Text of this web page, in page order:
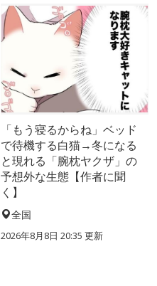
「もう寝るからね」ベッド
で待機する白猫→冬になる
と現れる「腕枕ヤクザ」の
予想外な生態【作者に聞
く】
全国
2026年8月8日 20:35 更新